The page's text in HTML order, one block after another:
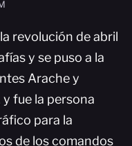
revolución de abril
y se puso a la
Arache y
fue la persona
para la
de los comandos